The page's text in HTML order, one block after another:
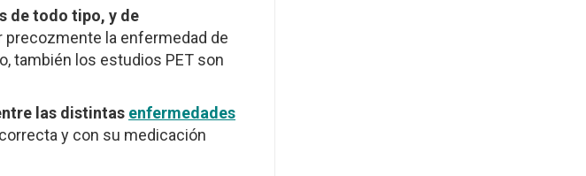
de todo tipo, y de
la enfermedad de
también los estudios PET son
las distintas enfermedades
y con su medicación